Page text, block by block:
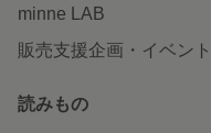
minne LAB
販売支援企画・イベント
読みもの